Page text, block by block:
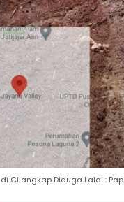
di Cilangkap Diduga Lalai :